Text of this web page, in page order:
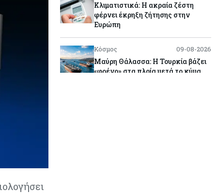
Κλιματιστικά: Η ακραία ζέστη
φέρνει έκρηξη ζήτησης στην
Ευρώπη
Κόσμος 09-08-2026
Μαύρη Θάλασσα: Η Τουρκία βάζει
«φρένο» στα πλοία μετά το κύμα